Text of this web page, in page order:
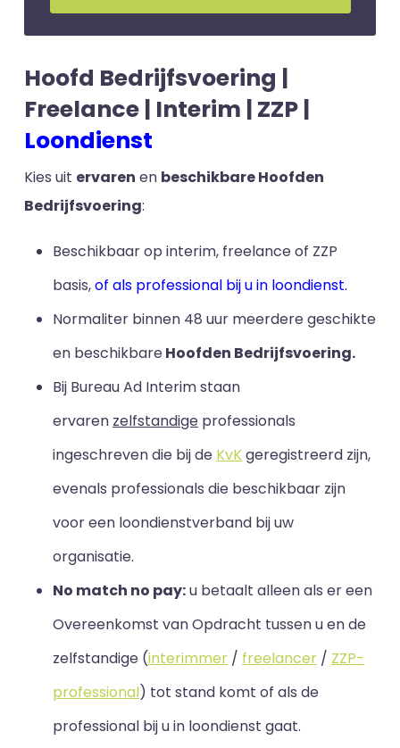
Hoofd Bedrijfsvoering |
Freelance | Interim | ZZP |
Loondienst
Kies uit ervaren en beschikbare Hoofden
Bedrijfsvoering:
Beschikbaar op interim, freelance of ZZP
basis,of als professional bij u in loondienst.
Normaliter binnen 48 uur meerdere geschikte
en beschikbareHoofden Bedrijfsvoering.
Bij Bureau Ad Interim staan
ervaren zelfstandige professionals
ingeschreven die bij de KvKgeregistreerd zijn,
evenals professionals die beschikbaar zijn
voor een loondienstverband bij uw
organisatie.
No match no pay:u betaalt alleen als er een
Overeenkomst van Opdracht tussen u en de
zelfstandige (interimmer / freelancer / ZZP-
professional) tot stand komt of als de
professional bij u in loondienst gaat.